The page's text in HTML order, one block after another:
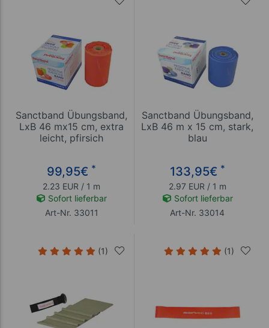
Sanctband Übungsband,
LxB 46 mx15 cm, extra
leicht, pfirsich
99,95€ *
2.23 EUR / 1 m
Sofort lieferbar
Art-Nr. 33011
Sanctband Übungsband,
LxB 46 m x 15 cm, stark,
blau
133,95€ *
2.97 EUR / 1 m
Sofort lieferbar
Art-Nr. 33014
(1) (1)